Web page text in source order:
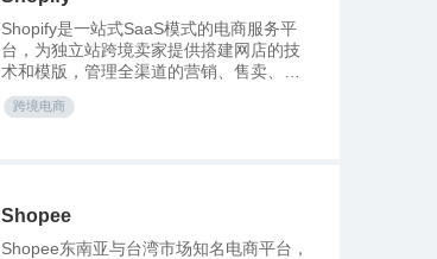
Shopify是一站式SaaS模式的电商服务平
台，为独立站跨境卖家提供搭建网店的技
术和模版，管理全渠道的营销、售卖、支
付、物流等服务。
跨境电商
Shopee
Shopee东南亚与台湾市场知名电商平台，